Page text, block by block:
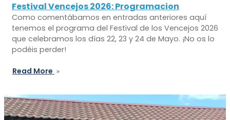
Festival Vencejos 2026: Programacion
Como comentábamos en entradas anteriores aquí
tenemos el programa del Festival de los Vencejos 2026
que celebramos los días 22, 23 y 24 de Mayo. ¡No os lo
podéis perder!
Read More